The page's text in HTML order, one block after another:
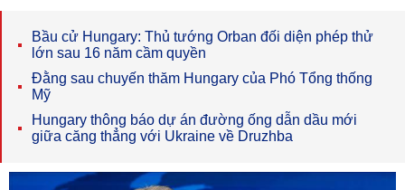
Bầu cử Hungary: Thủ tướng Orban đối diện phép thử
lớn sau 16 năm cầm quyền
Đằng sau chuyến thăm Hungary của Phó Tổng thống
Mỹ
Hungary thông báo dự án đường ống dẫn dầu mới
giữa căng thẳng với Ukraine về Druzhba